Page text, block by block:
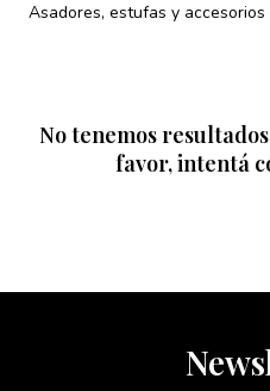
Asadores, estufas y
No tenemos
favor, intentá